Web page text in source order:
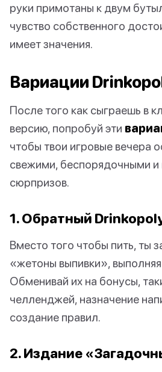
руки примотаны к двум
чувство собственного
имеет значения.
Вариации
После того как сыграешь в
версию, попробуй эти
чтобы твои игровые вечера
свежими, беспорядочными
сюрпризов.
1. Обратный
Вместо того чтобы пить, ты
«жетоны выпивки»,
Обменивай их на бонусы,
челленджей, назначение
создание правил.
2. Издание